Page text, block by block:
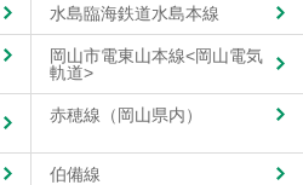
水島臨海鉄道水島本線
岡山市電東山本線<岡山電気
軌道>
赤穂線（岡山県内）
伯備線